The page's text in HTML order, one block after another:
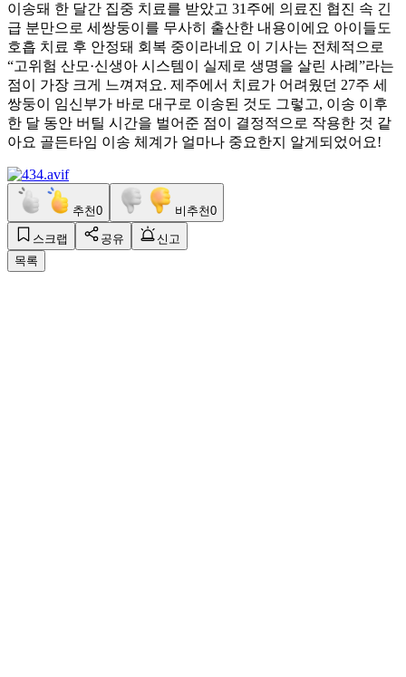
이송돼 한 달간 집중 치료를 받았고 31주에 의료진 협진 속 긴
급 분만으로 세쌍둥이를 무사히 출산한 내용이에요 아이들도
호흡 치료 후 안정돼 회복 중이라네요 이 기사는 전체적으로
“고위험 산모·신생아 시스템이 실제로 생명을 살린 사례”라는
점이 가장 크게 느껴져요. 제주에서 치료가 어려웠던 27주 세
쌍둥이 임신부가 바로 대구로 이송된 것도 그렇고, 이송 이후
한 달 동안 버틸 시간을 벌어준 점이 결정적으로 작용한 것 같
아요 골든타임 이송 체계가 얼마나 중요한지 알게되었어요!
추천0 비추천0
스크랩 공유
신고
목록